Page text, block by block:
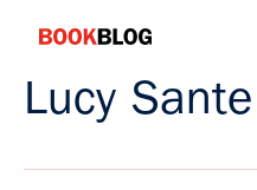
contenuto
Bookblog
Lucy Sante